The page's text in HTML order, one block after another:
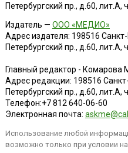
Петербургский пр., д.60, лит.А,
Издатель — ООО «МЕДИО»
Адрес издателя: 198516
Петербургский пр., д.60, лит.А,
Главный редактор - Комарова
Адрес редакции: 198516
Петербургский пр., д.60, лит.А,
Телефон:+7 812 640-06-60
Электронная почта:
Использование любой
возможно только при условии